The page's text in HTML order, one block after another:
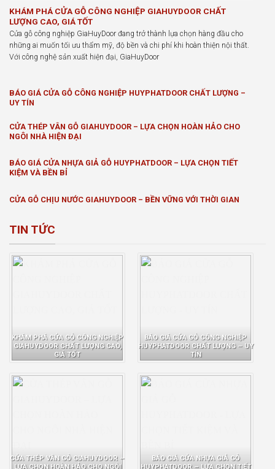
KHÁM PHÁ CỬA GỖ CÔNG NGHIỆP GIAHUYDOOR CHẤT
LƯỢNG CAO, GIÁ TỐT
Cửa gỗ công nghiệp GiaHuyDoor đang trở thành lựa chọn hàng đầu cho
những ai muốn tối ưu thẩm mỹ, độ bền và chi phí khi hoàn thiện nội thất.
Với công nghệ sản xuất hiện đại, GiaHuyDoor
BÁO GIÁ CỬA GỖ CÔNG NGHIỆP HUYPHATDOOR CHẤT LƯỢNG –
UY TÍN
CỬA THÉP VÂN GỖ GIAHUYDOOR – LỰA CHỌN HOÀN HẢO CHO
NGÔI NHÀ HIỆN ĐẠI
BÁO GIÁ CỬA NHỰA GIẢ GỖ HUYPHATDOOR – LỰA CHỌN TIẾT
KIỆM VÀ BỀN BỈ
CỬA GỖ CHỊU NƯỚC GIAHUYDOOR – BỀN VỮNG VỚI THỜI GIAN
TIN TỨC
KHÁM PHÁ CỬA GỖ CÔNG NGHIỆP
GIAHUYDOOR CHẤT LƯỢNG CAO,
GIÁ TỐT
BÁO GIÁ CỬA GỖ CÔNG NGHIỆP
HUYPHATDOOR CHẤT LƯỢNG – UY
TÍN
CỬA THÉP VÂN GỖ GIAHUYDOOR –
LỰA CHỌN HOÀN HẢO CHO NGÔI
BÁO GIÁ CỬA NHỰA GIẢ GỖ
HUYPHATDOOR – LỰA CHỌN TIẾT